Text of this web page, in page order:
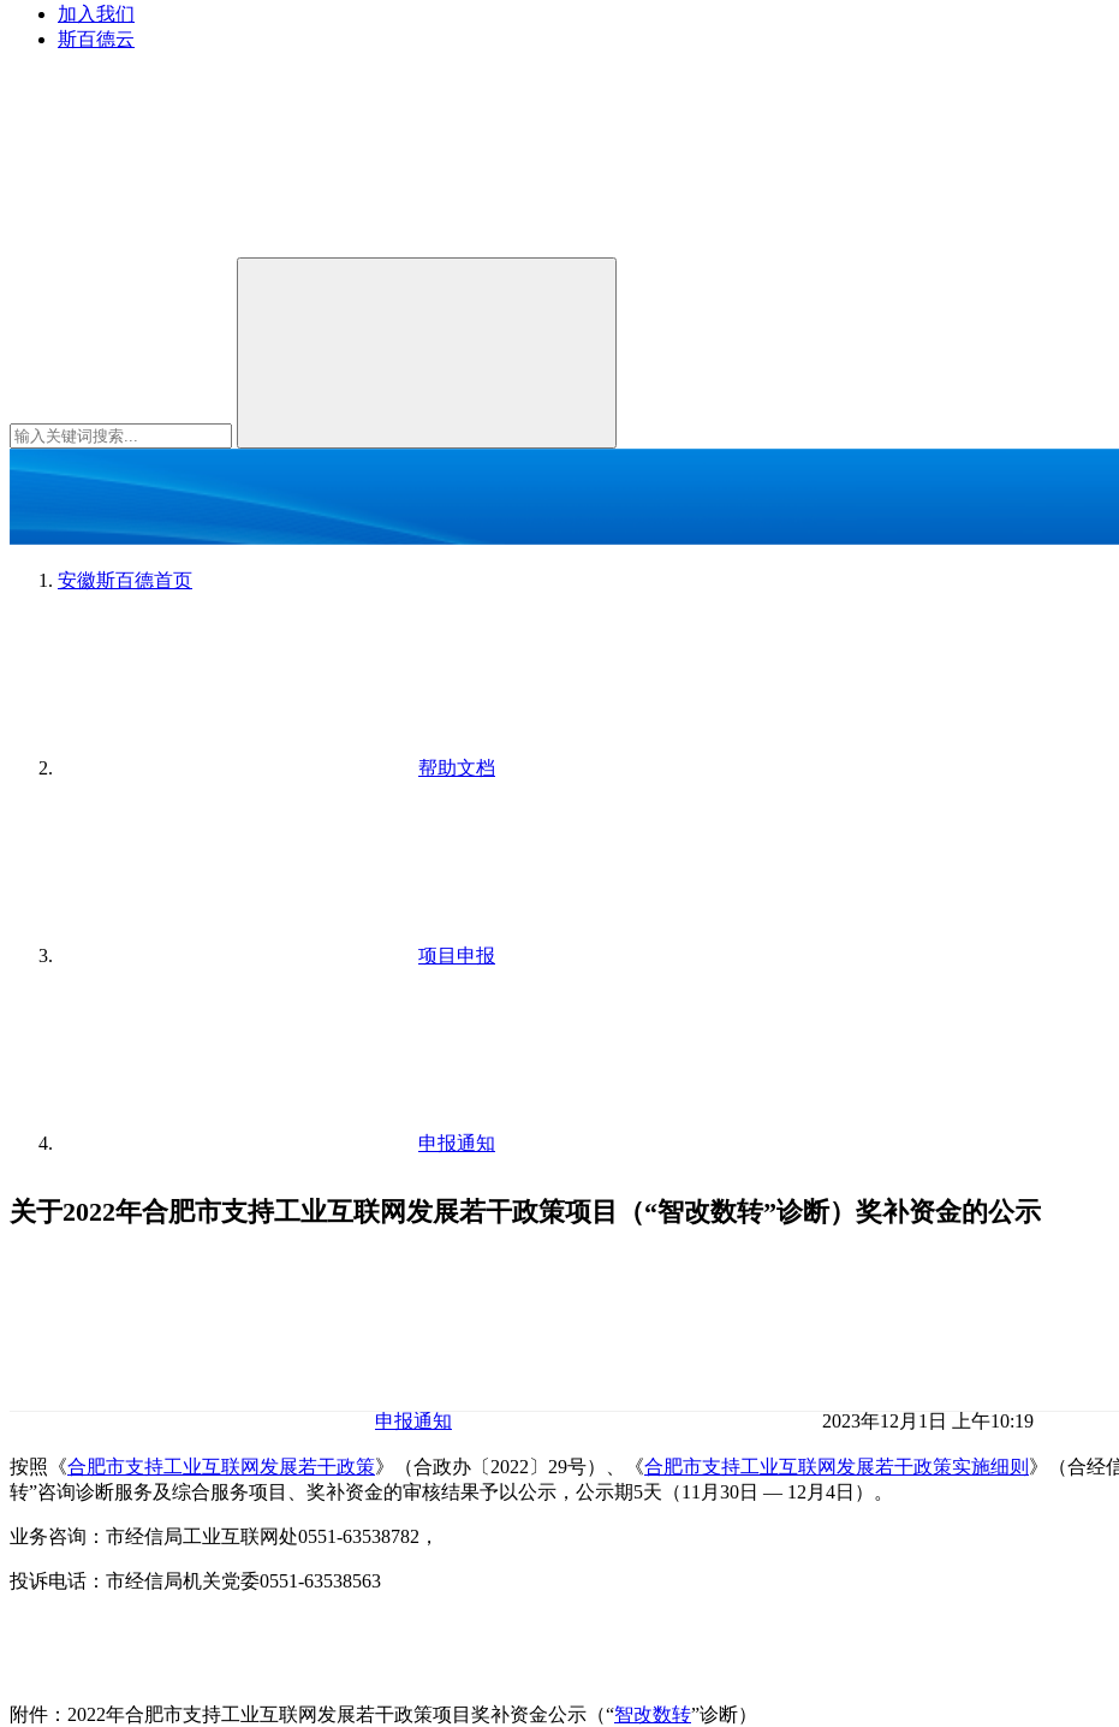
加入我们
斯百德云
安徽斯百德首页
帮助文档
项目申报
申报通知
关于2022年合肥市支持工业互联网发展若干政策项目（“智改数转”诊断）奖补资金的公示
申报通知 2023年12月1日 上午10:19
按照《合肥市支持工业互联网发展若干政策》（合政办〔2022〕29号）、《合肥市支持工业互联网发展若干政策实施细则 》（合经
转”咨询诊断服务及综合服务项目、奖补资金的审核结果予以公示，公示期5天（11月30日 — 12月4日）。
业务咨询：市经信局工业互联网处0551-63538782，
投诉电话：市经信局机关党委0551-63538563
附件：2022年合肥市支持工业互联网发展若干政策项目奖补资金公示（“智改数转”诊断）